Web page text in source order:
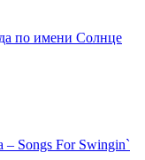
по имени Солнце
– Songs For Swingin`